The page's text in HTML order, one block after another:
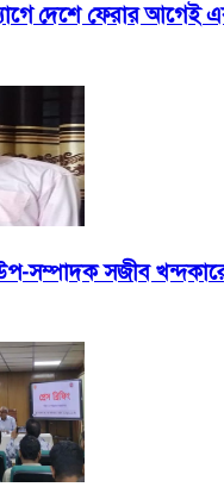
দেশে ফেরার আগেই
সম্পাদক সজীব